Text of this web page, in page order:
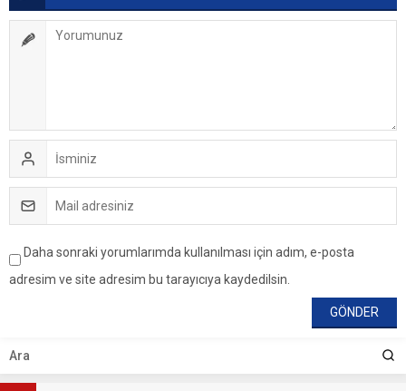
Daha sonraki yorumlarımda kullanılması için adım, e-posta
adresim ve site adresim bu tarayıcıya kaydedilsin.